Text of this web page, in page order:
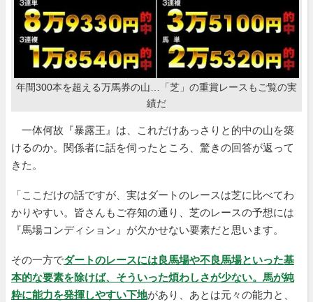
年間300本を超える万馬券の山…「芝」の重賞レースもご覧の実
績だ
一体何故『暴露王』は、これだけあっさりと的中の山を築
けるのか。関係者に話を伺ったところ、驚きの回答が返って
きた。
「ここだけの話ですが、実はダートのレースは芝に比べてわ
かりやすい。皆さんもご存知の通り、芝のレースの予想には
『馬場コンディション』が欠かせない要素だと思います。
その一方でダートのレースには良馬場や不良馬場といった基
本的な要素を除けば、そういった煩わしさが少ない。馬が純
粋に能力を発揮しやすい下地があり、あとは元々の能力と、